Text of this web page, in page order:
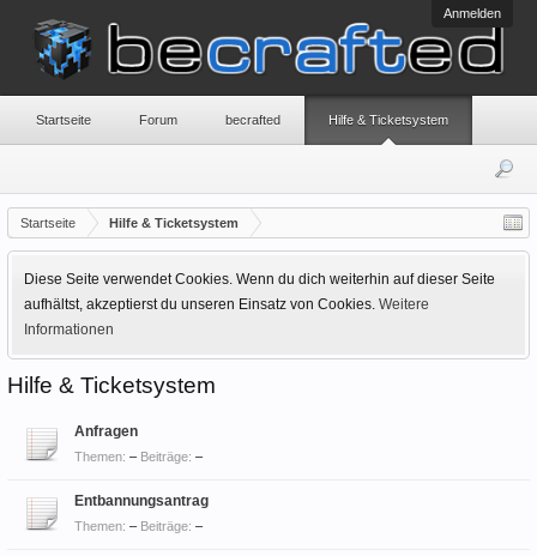
Anmelden
Startseite Hilfe & Ticketsystem
Diese Seite verwendet Cookies. Wenn du dich weiterhin auf dieser Seite
aufhältst, akzeptierst du unseren Einsatz von Cookies. Weitere
Informationen
Hilfe & Ticketsystem
Anfragen
Themen: – Beiträge: –
Entbannungsantrag
Themen: – Beiträge: –
Startseite Forum becrafted Hilfe & Ticketsystem